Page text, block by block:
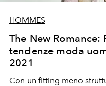
HOMMES
The New Romance:
tendenze moda
2021
Con un fitting meno